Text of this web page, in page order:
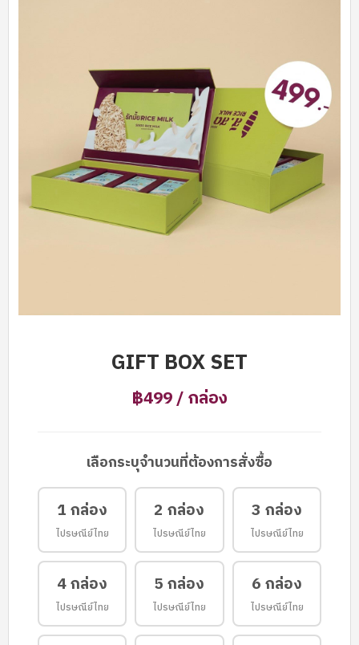
GIFT BOX SET
฿499 / กล่อง
เลือกระบุจำนวนที่ต้องการสั่งซื้อ
1 กล่อง
ไปรษณีย์ไทย
2 กล่อง
ไปรษณีย์ไทย
3 กล่อง
ไปรษณีย์ไทย
4 กล่อง
ไปรษณีย์ไทย
5 กล่อง
ไปรษณีย์ไทย
6 กล่อง
ไปรษณีย์ไทย